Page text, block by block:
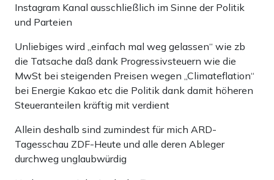
Instagram Kanal ausschließlich im Sinne der Politik
und Parteien
Unliebiges wird „einfach mal weg gelassen“ wie zb
die Tatsache daß dank Progressivsteuern wie die
MwSt bei steigenden Preisen wegen „Climateflation“
bei Energie Kakao etc die Politik dank damit höheren
Steueranteilen kräftig mit verdient
Allein deshalb sind zumindest für mich ARD-
Tagesschau ZDF-Heute und alle deren Ableger
durchweg unglaubwürdig